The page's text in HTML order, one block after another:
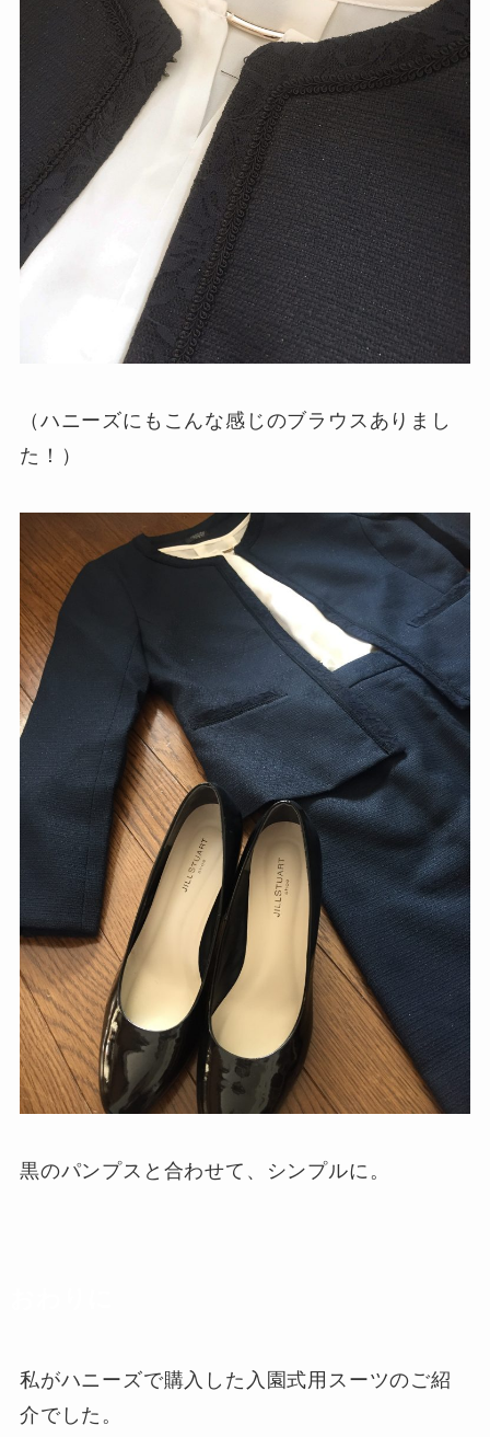
（ハニーズにもこんな感じのブラウスありまし
た！）
黒のパンプスと合わせて、シンプルに。
私がハニーズで購入した入園式用スーツのご紹
介でした。